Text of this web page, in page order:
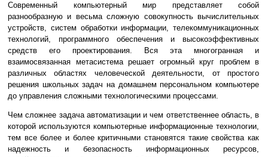
Современный компьютерный мир представляет собой
разнообразную и весьма сложную совокупность вычислительных
устройств, систем обработки информации, телекоммуникационных
технологий, программного обеспечения и высокоэффективных
средств его проектирования. Вся эта многогранная и
взаимосвязанная метасистема решает огромный круг проблем в
различных областях человеческой деятельности, от простого
решения школьных задач на домашнем персональном компьютере
до управления сложными технологическими процессами.
Чем сложнее задача автоматизации и чем ответственнее область, в
которой используются компьютерные информационные технологии,
тем все более и более критичными становятся такие свойства как
надежность и безопасность информационных ресурсов,